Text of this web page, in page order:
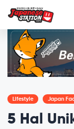
Lifestyle Japan
5 Hal